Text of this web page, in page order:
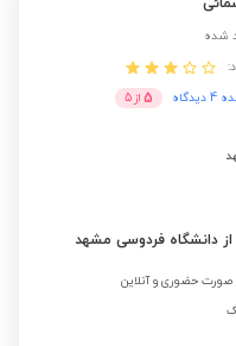
شده
5 از 5
از دانشگاه فردوسی مشهد